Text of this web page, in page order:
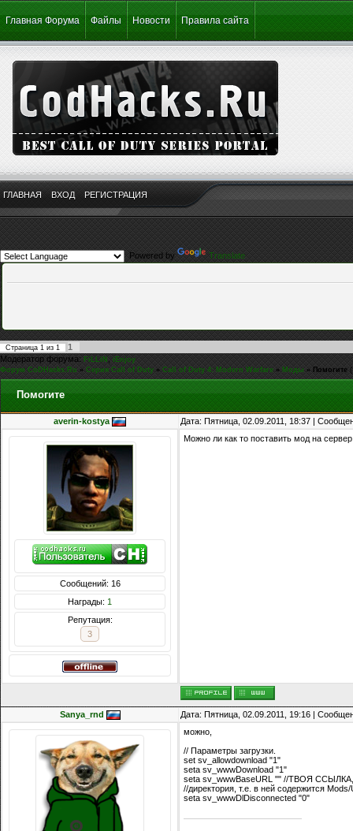
Главная Форума Файлы Новости Правила сайта
ГЛАВНАЯ ВХОД РЕГИСТРАЦИЯ
Powered by Translate
Страница 1 из 1
1
Модератор форума: FiLLiN,iEnjoy
Форум CoDHacks.Ru » Серия Call of Duty » Call of Duty 4: Modern Warfare » Моды » Помогите
Помогите
averin-kostya Дата: Пятница, 02.09.2011, 18:37 |
Сообщений: 16
Награды: 1
Репутация:
3
Можно ли как то поставить мод на
Sanya_rnd Дата: Пятница, 02.09.2011, 19:16 |
можно,
// Параметры загрузки.
set sv_allowdownload "1"
seta sv_wwwDownload "1"
seta sv_wwwBaseURL "" //ТВОЯ ССЫЛКА,
//директория, т.е. в ней содержится
seta sv_wwwDlDisconnected "0"